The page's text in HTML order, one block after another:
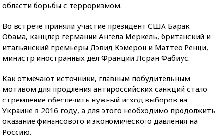
области борьбы с терроризмом.
Во встрече приняли участие президент США Барак
Обама, канцлер германии Ангела Меркель, британский и
итальянский премьеры Дэвид Кэмерон и Маттео Ренци,
министр иностранных дел Франции Лоран Фабиус.
Как отмечают источники, главным побудительным
мотивом для продления антироссийских санкций стало
стремление обеспечить нужный исход выборов на
Украине в 2016 году, а для этого необходимо продолжить
оказание финансового и экономического давления на
Россию.